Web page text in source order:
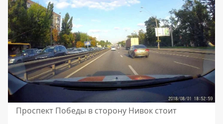
Проспект Победы в сторону Нивок стоит